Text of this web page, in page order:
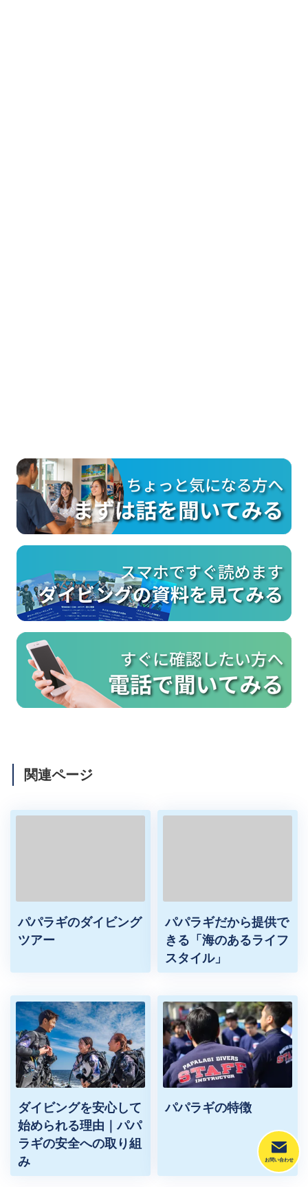
関連ページ
パパラギのダイビング
ツアー
パパラギだから提供で
きる「海のあるライフ
スタイル」
ダイビングを安心して
始められる理由｜パパ
ラギの安全への取り組
み
パパラギの特徴
お問い合わせ